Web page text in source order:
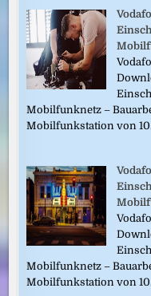
Mobilfunknetz –
Mobilfunkstation von
Mobilfunknetz –
Mobilfunkstation von